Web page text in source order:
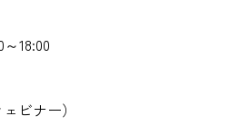
18:00
ビナー）